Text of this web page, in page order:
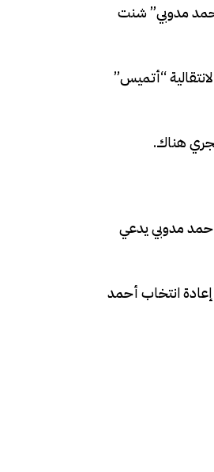
“أحمد مدوبي” شنت
“أتميس”
هناك.
أحمد مدوبي يدعي
إعادة انتخاب أحمد